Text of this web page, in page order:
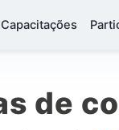
Capacitações
de